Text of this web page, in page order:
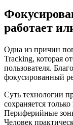
работает
Одна из причин
Tracking, которая
пользователя.
фокусированный
Суть технологии
сохраняется
Периферийные
Человек